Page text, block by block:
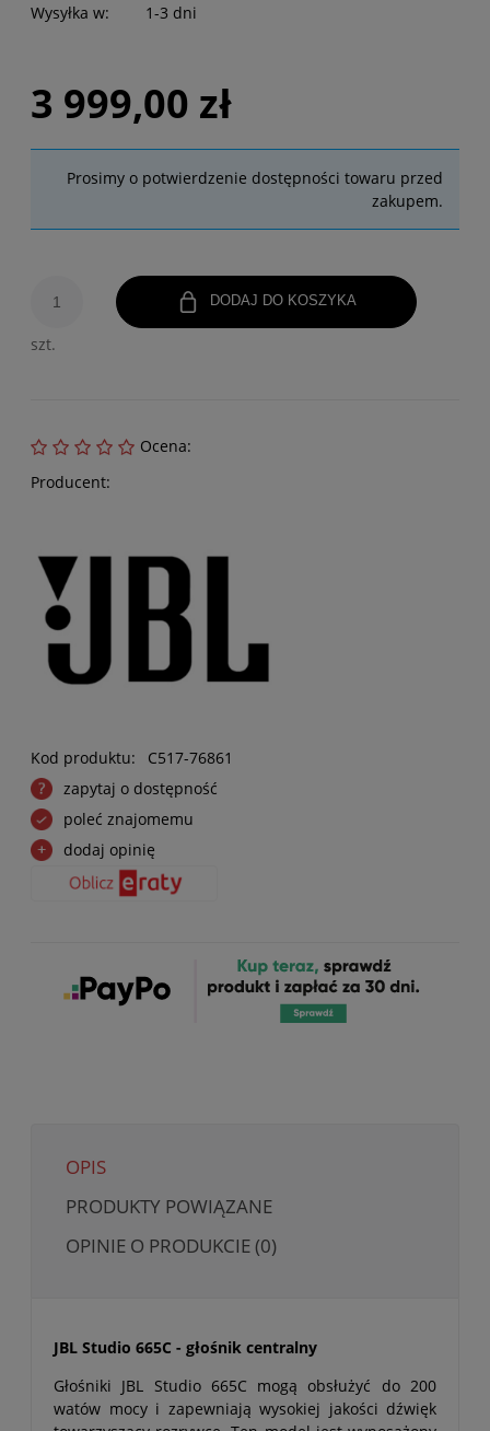
Wysyłka w: 1-3 dni
3 999,00 zł
Prosimy o potwierdzenie dostępności towaru przed
zakupem.
szt.
DODAJ DO KOSZYKA
Ocena:
Producent:
Kod produktu:
C517-76861
zapytaj o dostępność
poleć znajomemu
dodaj opinię
OPIS
PRODUKTY POWIĄZANE
OPINIE O PRODUKCIE (0)
JBL Studio 665C - głośnik centralny
Głośniki JBL Studio 665C mogą obsłużyć do 200
watów mocy i zapewniają wysokiej jakości dźwięk